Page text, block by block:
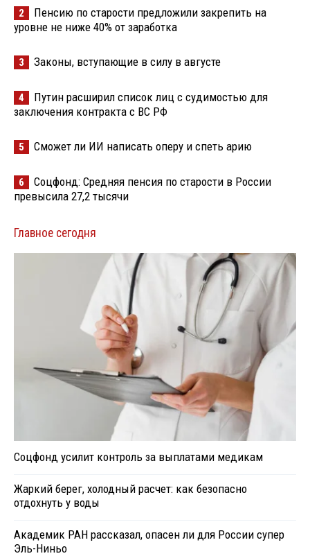
2
Пенсию по старости предложили закрепить на
уровне не ниже 40% от заработка
3 Законы, вступающие в силу в августе
4
Путин расширил список лиц с судимостью для
заключения контракта с ВС РФ
5 Сможет ли ИИ написать оперу и спеть арию
6
Соцфонд: Средняя пенсия по старости в России
превысила 27,2 тысячи
Главное сегодня
Соцфонд усилит контроль за выплатами медикам
Жаркий берег, холодный расчет: как безопасно
отдохнуть у воды
Академик РАН рассказал, опасен ли для России супер
Эль-Ниньо